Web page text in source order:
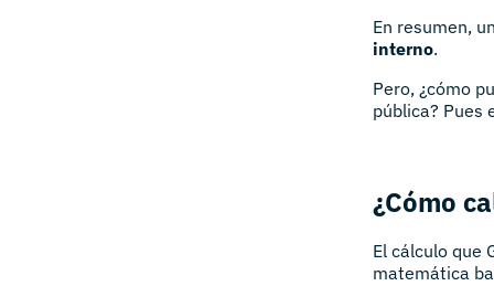
En resumen,
interno.
Pero, ¿cómo
pública? Pues
¿Cómo
El cálculo que
matemática